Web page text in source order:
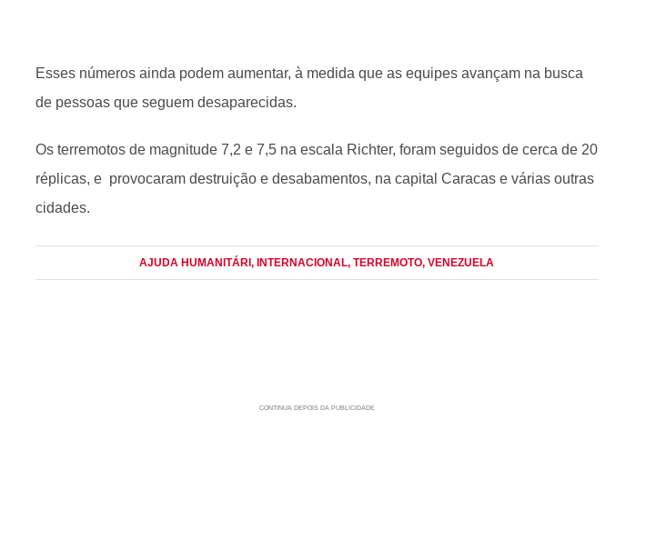
Esses números ainda podem aumentar, à medida que as equipes avançam na busca
de pessoas que seguem desaparecidas.
Os terremotos de magnitude 7,2 e 7,5 na escala Richter, foram seguidos de cerca de 20
réplicas, e provocaram destruição e desabamentos, na capital Caracas e várias outras
cidades.
AJUDA HUMANITÁRI, INTERNACIONAL, TERREMOTO, VENEZUELA